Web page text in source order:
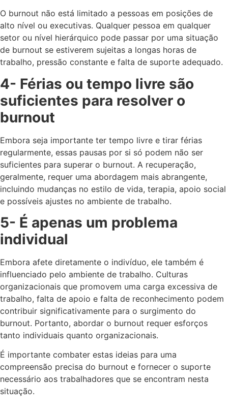
O burnout não está limitado a pessoas em posições de
alto nível ou executivas. Qualquer pessoa em qualquer
setor ou nível hierárquico pode passar por uma situação
de burnout se estiverem sujeitas a longas horas de
trabalho, pressão constante e falta de suporte adequado.
4- Férias ou tempo livre são
suficientes para resolver o
burnout
Embora seja importante ter tempo livre e tirar férias
regularmente, essas pausas por si só podem não ser
suficientes para superar o burnout. A recuperação,
geralmente, requer uma abordagem mais abrangente,
incluindo mudanças no estilo de vida, terapia, apoio social
e possíveis ajustes no ambiente de trabalho.
5- É apenas um problema
individual
Embora afete diretamente o indivíduo, ele também é
influenciado pelo ambiente de trabalho. Culturas
organizacionais que promovem uma carga excessiva de
trabalho, falta de apoio e falta de reconhecimento podem
contribuir significativamente para o surgimento do
burnout. Portanto, abordar o burnout requer esforços
tanto individuais quanto organizacionais.
É importante combater estas ideias para uma
compreensão precisa do burnout e fornecer o suporte
necessário aos trabalhadores que se encontram nesta
situação.